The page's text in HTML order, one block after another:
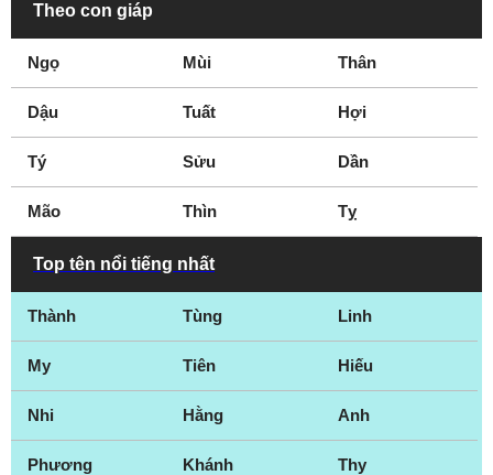
Theo con giáp
Ngọ Mùi Thân
Dậu Tuất Hợi
Tý Sửu Dần
Mão Thìn Tỵ
Top tên nổi tiếng nhất
Thành Tùng Linh
My Tiên Hiếu
Nhi Hằng Anh
Phương Khánh Thy